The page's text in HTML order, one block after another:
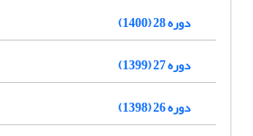
دوره 28 (1400)
دوره 27 (1399)
دوره 26 (1398)